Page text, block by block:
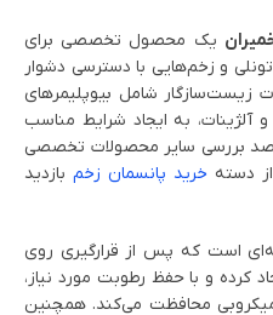
یک محصول تخصصی برای
و زخم‌هایی با دسترسی دشوار
زیست‌سازگار شامل بیوپلیمرهای
و آلژینات، به ایجاد شرایط مناسب
بررسی سایر محصولات تخصصی
دسته خرید پانسمان زخم بازدید
است که پس از قرارگیری روی
کرده و با حفظ رطوبت مورد نیاز،
میکروبی محافظت می‌کند. همچنین